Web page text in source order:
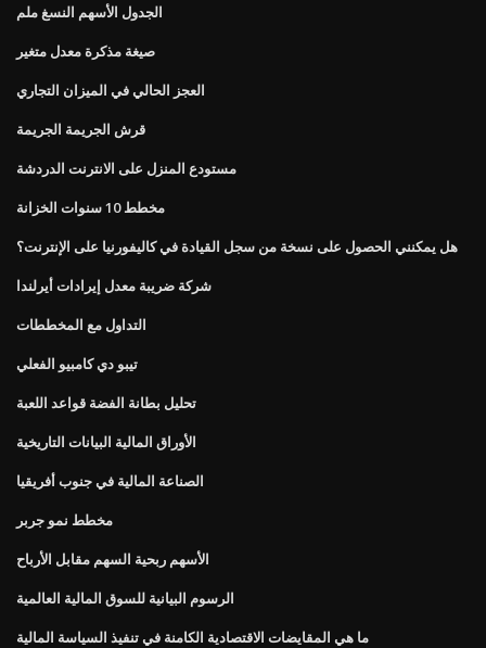
الجدول الأسهم النسغ ملم
صيغة مذكرة معدل متغير
العجز الحالي في الميزان التجاري
قرش الجريمة الجريمة
مستودع المنزل على الانترنت الدردشة
مخطط 10 سنوات الخزانة
هل يمكنني الحصول على نسخة من سجل القيادة في كاليفورنيا على الإنترنت؟
شركة ضريبة معدل إيرادات أيرلندا
التداول مع المخططات
تيبو دي كامبيو الفعلي
تحليل بطانة الفضة قواعد اللعبة
الأوراق المالية البيانات التاريخية
الصناعة المالية في جنوب أفريقيا
مخطط نمو جربر
الأسهم ربحية السهم مقابل الأرباح
الرسوم البيانية للسوق المالية العالمية
ما هي المقايضات الاقتصادية الكامنة في تنفيذ السياسة المالية